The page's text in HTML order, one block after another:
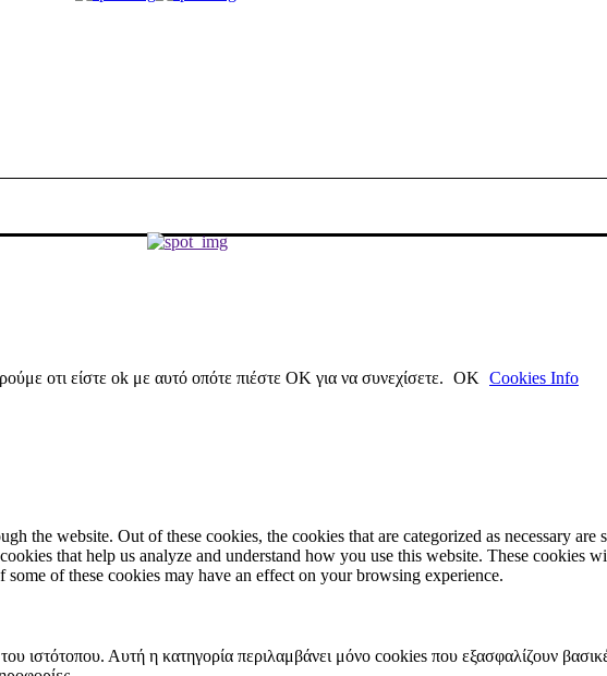
οτι είστε ok με αυτό οπότε πιέστε ΟΚ για να συνεχίσετε. ΟΚ Cookies Info
the website. Out of these cookies, the cookies that are categorized as necessary are
that help us analyze and understand how you use this website. These cookies
of these cookies may have an effect on your browsing experience.
ιστότοπου. Αυτή η κατηγορία περιλαμβάνει μόνο cookies που εξασφαλίζουν